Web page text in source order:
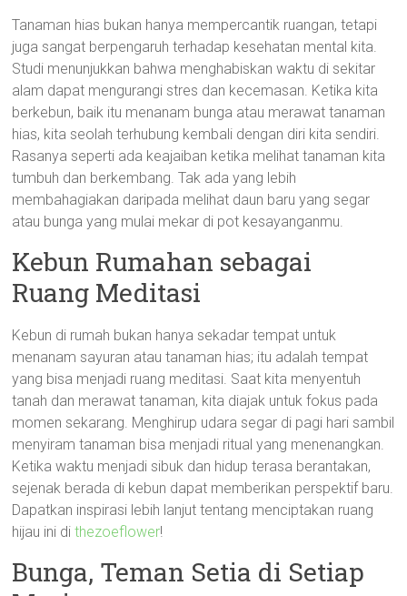
Tanaman hias bukan hanya mempercantik ruangan, tetapi
juga sangat berpengaruh terhadap kesehatan mental kita.
Studi menunjukkan bahwa menghabiskan waktu di sekitar
alam dapat mengurangi stres dan kecemasan. Ketika kita
berkebun, baik itu menanam bunga atau merawat tanaman
hias, kita seolah terhubung kembali dengan diri kita sendiri.
Rasanya seperti ada keajaiban ketika melihat tanaman kita
tumbuh dan berkembang. Tak ada yang lebih
membahagiakan daripada melihat daun baru yang segar
atau bunga yang mulai mekar di pot kesayanganmu.
Kebun Rumahan sebagai
Ruang Meditasi
Kebun di rumah bukan hanya sekadar tempat untuk
menanam sayuran atau tanaman hias; itu adalah tempat
yang bisa menjadi ruang meditasi. Saat kita menyentuh
tanah dan merawat tanaman, kita diajak untuk fokus pada
momen sekarang. Menghirup udara segar di pagi hari sambil
menyiram tanaman bisa menjadi ritual yang menenangkan.
Ketika waktu menjadi sibuk dan hidup terasa berantakan,
sejenak berada di kebun dapat memberikan perspektif baru.
Dapatkan inspirasi lebih lanjut tentang menciptakan ruang
hijau ini dithezoeflower!
Bunga, Teman Setia di Setiap